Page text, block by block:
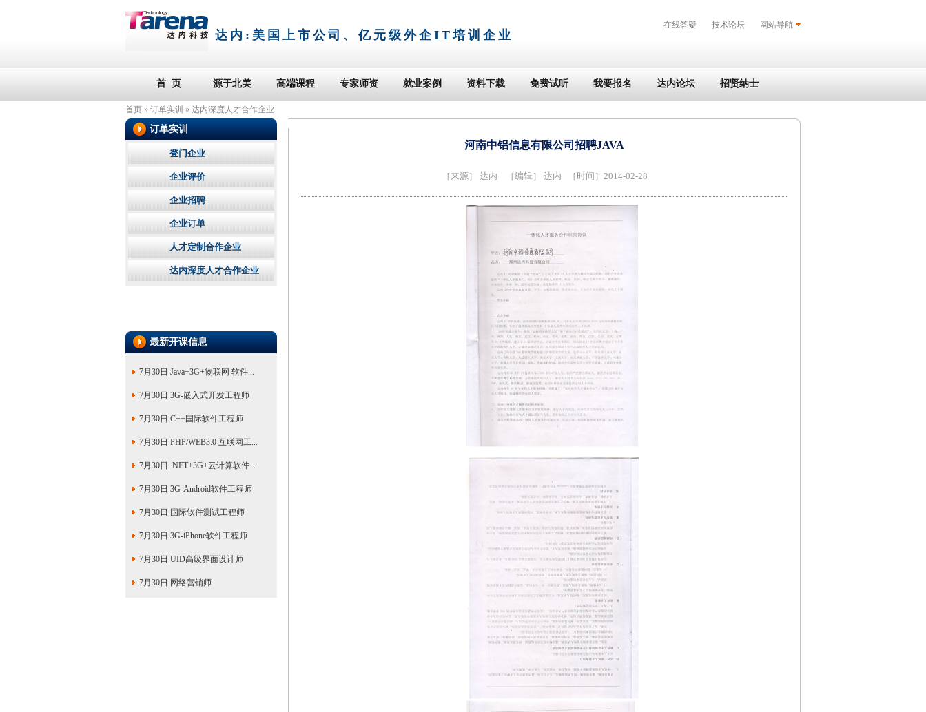
达内: 美国上市公司、亿元级外企IT培训企业
在线答疑 技术论坛 网站导航
首 页 源于北美 高端课程 专家师资 就业案例 资料下载 免费试听 我要报名 达内论坛 招贤纳士
首页 » 订单实训 » 达内深度人才合作企业
河南中铝信息有限公司招聘JAVA
［来源］ 达内 ［编辑］ 达内 ［时间］2014-02-28
订单实训
登门企业
企业评价
企业招聘
企业订单
人才定制合作企业
达内深度人才合作企业
最新开课信息
7月30日 Java+3G+物联网 软件...
7月30日 3G-嵌入式开发工程师
7月30日 C++国际软件工程师
7月30日 PHP/WEB3.0 互联网工...
7月30日 .NET+3G+云计算软件...
7月30日 3G-Android软件工程师
7月30日 国际软件测试工程师
7月30日 3G-iPhone软件工程师
7月30日 UID高级界面设计师
7月30日 网络营销师